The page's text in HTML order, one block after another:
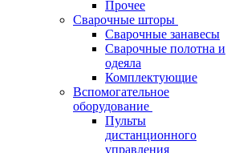
Прочее
Сварочные шторы
Сварочные занавесы
Сварочные полотна и
одеяла
Комплектующие
Вспомогательное
оборудование
Пульты
дистанционного
управления